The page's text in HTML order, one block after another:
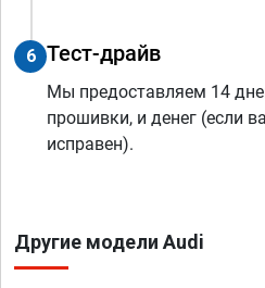
6 Тест-драйв
Мы предоставляем 14
прошивки, и денег (если
исправен).
Другие модели Audi